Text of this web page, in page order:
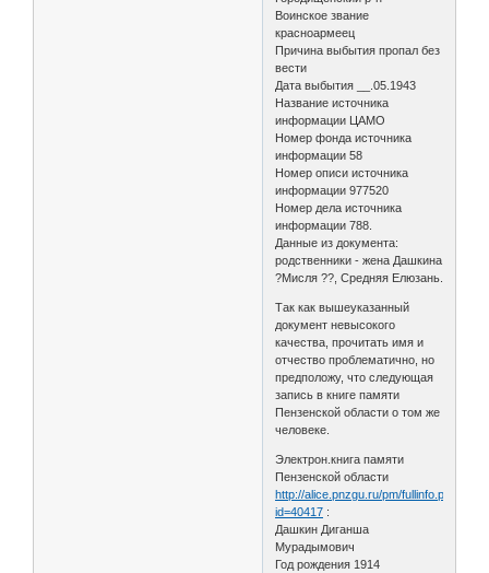
Воинское звание
красноармеец
Причина выбытия пропал без
вести
Дата выбытия __.05.1943
Название источника
информации ЦАМО
Номер фонда источника
информации 58
Номер описи источника
информации 977520
Номер дела источника
информации 788.
Данные из документа:
родственники - жена Дашкина
?Мисля ??, Средняя Елюзань.
Так как вышеуказанный
документ невысокого
качества, прочитать имя и
отчество проблематично, но
предположу, что следующая
запись в книге памяти
Пензенской области о том же
человеке.
Электрон.книга памяти
Пензенской области
http://alice.pnzgu.ru/pm/fullinfo.php?
id=40417 :
Дашкин Диганша
Мурадымович
Год рождения 1914